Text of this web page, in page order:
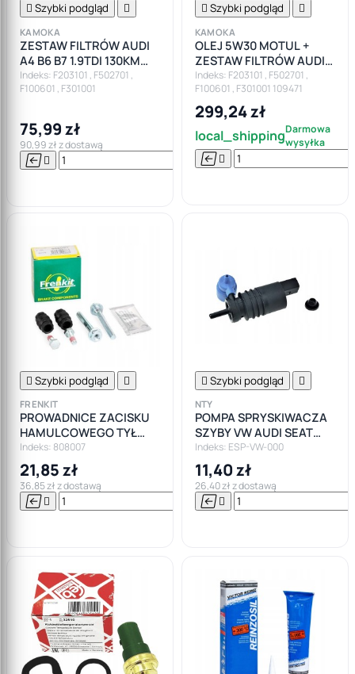
 Szybki podgląd 
KAMOKA
ZESTAW FILTRÓW AUDI
A4 B6 B7 1.9TDI 130KM
2.0TDI
Indeks: F203101 , F502701 ,
F100601 , F301001
75,99 zł
90,99 zł z dostawą
  

Do
 Szybki podgląd 
KAMOKA
OLEJ 5W30 MOTUL +
ZESTAW FILTRÓW AUDI
A4 B6 B7 1.9TDI 130KM
2.0TDI
Indeks: F203101 , F502701 ,
F100601 , F301001 109471
299,24 zł
local_shippingDarmowa
wysyłka
 
 Szybki podgląd 
FRENKIT
PROWADNICE ZACISKU
HAMULCOWEGO TYŁ
CITROEN PEUGEOT
Indeks: 808007
21,85 zł
36,85 zł z dostawą
  

 Szybki podgląd 
NTY
POMPA SPRYSKIWACZA
SZYBY VW AUDI SEAT
SKODA
Indeks: ESP-VW-000
11,40 zł
26,40 zł z dostawą
 